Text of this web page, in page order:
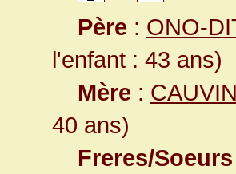
Père : ONO-
l'enfant : 43 ans)
Mère :
40 ans)
Freres/Soeurs